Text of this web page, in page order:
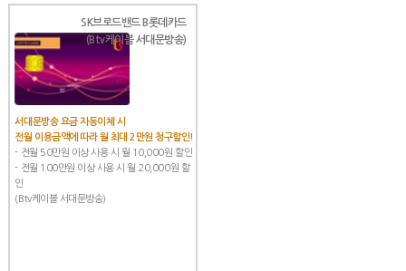
SK브로드밴드 B롯데카드
(Btv케이블 서대문방송)
서대문방송 요금 자동이체 시
전월 이용금액에 따라 월 최대 2만원 청구할인!
- 전월 50만원 이상 사용 시 월 10,000원 할인
- 전월 100만원 이상 사용 시 월 20,000원 할
인
(Btv케이블 서대문방송)